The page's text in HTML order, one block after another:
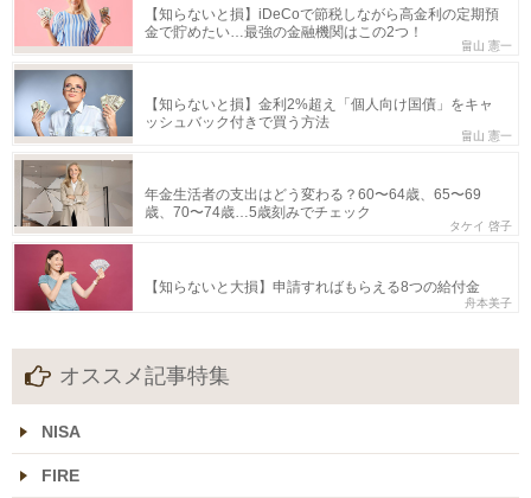
【知らないと損】iDeCoで節税しながら高金利の定期預
金で貯めたい…最強の金融機関はこの2つ！
畠山 憲一
【知らないと損】金利2%超え「個人向け国債」をキャ
ッシュバック付きで買う方法
畠山 憲一
年金生活者の支出はどう変わる？60〜64歳、65〜69
歳、70〜74歳…5歳刻みでチェック
タケイ 啓子
【知らないと大損】申請すればもらえる8つの給付金
舟本美子
オススメ記事特集
NISA
FIRE